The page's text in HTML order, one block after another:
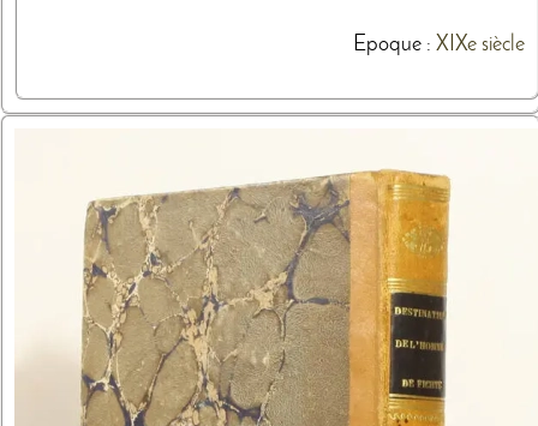
Epoque : XIXe siècle